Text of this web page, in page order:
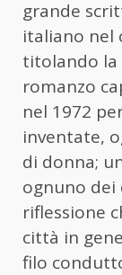
grande
italiano nel
titolando la
romanzo
nel 1972
inventate,
di donna;
ognuno
riflessione
città in
filo